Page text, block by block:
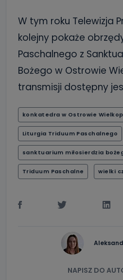
W tym roku Telewizja
kolejny pokaże
Paschalnego z
Bożego w Ostrowie
transmisji dostępny
konkatedra w Ostrowie
Liturgia Triduum Paschalnego
sanktuarium miłosierdzia
Triduum Paschalne wielki
NAPISZ DO